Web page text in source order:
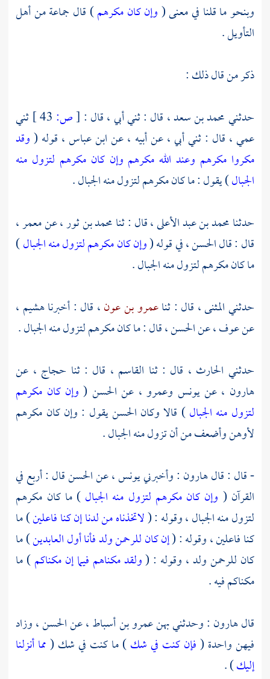
وبنحو ما قلنا في معنى (وإن كان مكرهم) قال جماعة من أهل
التأويل .
ذكر من قال ذلك :
حدثنيمحمد بن سعد، قال : ثني أبي ، قال : [ص:
ثني
عمي ، قال : ثني أبي ، عن أبيه ، عنابن عباس، قوله (وقد
مكروا مكرهم وعند الله مكرهم وإن كان مكرهم لتزول منه
الجبال) يقول : ما كان مكرهم لتزول منه الجبال .
حدثنامحمد بن عبد الأعلى، قال : ثنامحمد بن ثور، عنمعمر،
قال : قالالحسن، في قوله (وإن كان مكرهم لتزول منه الجبال)
ما كان مكرهم لتزول منه الجبال .
حدثنيالمثنى، قال : ثناعمرو بن عون، قال : أخبرناهشيم ،
عنعوف، عنالحسن، قال : ما كان مكرهم لتزول منه الجبال .
حدثني الحارث ، قال : ثنا القاسم ، قال : ثنا حجاج ، عن
هارون ، عنيونس وعمرو ، عن الحسن ( وإن كان مكرهم
لتزول منه الجبال) قالا وكان الحسنيقول : وإن كان مكرهم
لأوهن وأضعف من أن تزول منه الجبال .
- قال : قالهارون : وأخبرنييونس، عنالحسنقال : أربع في
القرآن ( وإن كان مكرهم لتزول منه الجبال) ما كان مكرهم
لتزول منه الجبال ، وقوله : (لاتخذناه من لدنا إن كنا فاعلين) ما
كنا فاعلين ، وقوله : (إن كان للرحمن ولد فأنا أول العابدين) ما
كان للرحمن ولد ، وقوله : (ولقد مكناهم فيما إن مكناكم) ما
مكناكم فيه .
قالهارون : وحدثني بهنعمرو بن أسباط، عنالحسن، وزاد
فيهن واحدة (فإن كنت في شك) ما كنت في شك (مما أنزلنا
إليك) .